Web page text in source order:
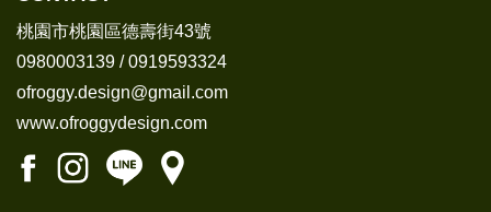
桃園市桃園區德壽街43號
0980003139 /0919593324
ofroggy.design@gmail.com
www.ofroggydesign.com